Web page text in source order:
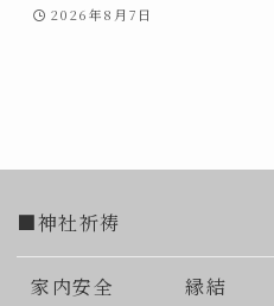
2026年8月7日
■神社祈祷
家内安全 縁結